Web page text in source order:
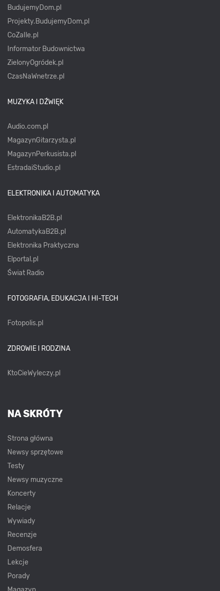
BudujemyDom.pl
Projekty.BudujemyDom.pl
CoZaIle.pl
Informator Budownictwa
ZielonyOgródek.pl
CzasNaWnetrze.pl
MUZYKA I DŹWIĘK
Audio.com.pl
MagazynGitarzysta.pl
MagazynPerkusista.pl
EstradaiStudio.pl
ELEKTRONIKA I AUTOMATYKA
ElektronikaB2B.pl
AutomatykaB2B.pl
Elektronika Praktyczna
Elportal.pl
Świat Radio
FOTOGRAFIA, EDUKACJA I HI-TECH
Fotopolis.pl
ZDROWIE I RODZINA
KtoCieWyleczy.pl
NA SKRÓTY
Strona główna
Newsy sprzętowe
Testy
Newsy muzyczne
Koncerty
Relacje
Wywiady
Recenzje
Demosfera
Lekcje
Porady